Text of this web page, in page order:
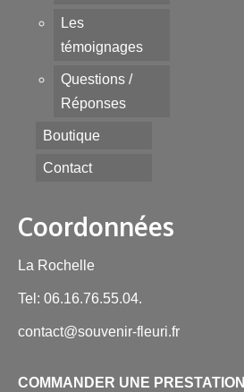
Les
témoignages
Questions /
Réponses
Boutique
Contact
Coordonnées
La Rochelle
Tel: 06.16.76.55.04.
contact@souvenir-fleuri.fr
COMMANDER UNE PRESTATION